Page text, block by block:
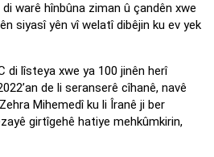
warê hînbûna ziman û çandên xwe
siyasî yên vî welatî dibêjin ku ev yek
di lîsteya xwe ya 100 jinên herî
de li seranserê cîhanê, navê
Mihemedî ku li Îranê ji ber
girtîgehê hatiye mehkûmkirin,